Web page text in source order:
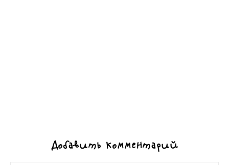
Добавить комментарий